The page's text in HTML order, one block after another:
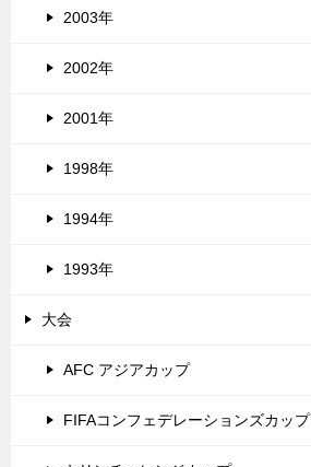
2003年
2002年
2001年
1998年
1994年
1993年
大会
AFC アジアカップ
FIFAコンフェデレーションズカップ